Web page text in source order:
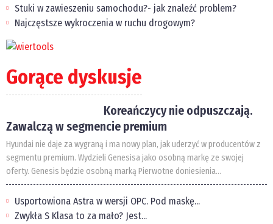
Stuki w zawieszeniu samochodu?- jak znaleźć problem?
Najczęstsze wykroczenia w ruchu drogowym?
Gorące dyskusje
Koreańczycy nie odpuszczają.
Zawalczą w segmencie premium
Hyundai nie daje za wygraną i ma nowy plan, jak uderzyć w producentów z
segmentu premium. Wydzieli Genesisa jako osobną markę ze swojej
oferty. Genesis będzie osobną marką Pierwotne doniesienia...
Usportowiona Astra w wersji OPC. Pod maskę...
Zwykła S Klasa to za mało? Jest...